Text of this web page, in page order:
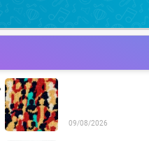
09/08/2026